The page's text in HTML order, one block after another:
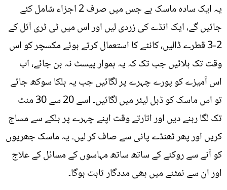
یہ ایک سادہ ماسک ہے جس میں صرف 2 اجزاء شامل کئے
جائیں گے، ایک انڈے کی زردی لیں اور اس میں ٹی ٹری آئل کے
2-3 قطرے ڈالیں، کانٹے کا استعمال کرتے ہوئے مکسچر کو اس
وقت تک ہلائیں جب تک کہ یہ ہموار پیسٹ نہ بن جائے، اب
اس آمیزے کو پورے چہرے پر لگائیں جب یہ ہلکا سوکھ جائے
تو اس ماسک کو ڈبل لیئر میں لگائیں۔ اسے 20 سے 30 منٹ
تک لگا رہنے دیں اور اتارتے وقت اپنے چہرے پر ہلکے سے مساج
کریں اور پھر ٹھنڈے پانی سے صاف کر لیں۔ یہ ماسک جھریوں
کو آنے سے روکنے کے ساتھ ساتھ مہاسوں کے مسائل کے علاج
اور ان سے نمٹنے میں بھی مددگار ثابت ہوگا۔